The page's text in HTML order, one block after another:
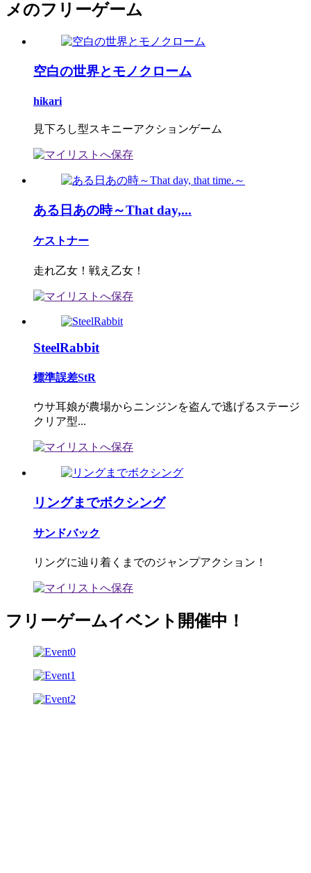
メのフリーゲーム
空白の世界とモノクローム
hikari
見下ろし型スキニーアクションゲーム
ある日あの時～That day,...
ケストナー
走れ乙女！戦え乙女！
SteelRabbit
標準誤差StR
ウサ耳娘が農場からニンジンを盗んで逃げるステージ
クリア型...
リングまでボクシング
サンドバック
リングに辿り着くまでのジャンプアクション！
フリーゲームイベント開催中！